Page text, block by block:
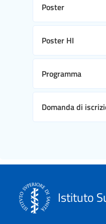
Poster
Poster HI
Programma
Domanda di
Istituto